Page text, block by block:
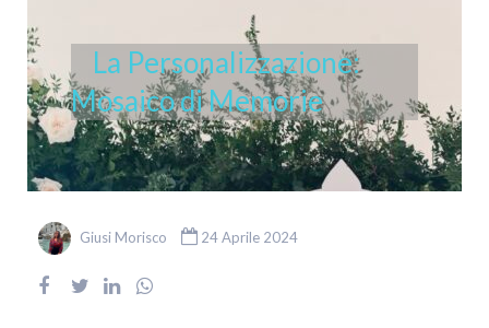
La Personalizzazione:
Mosaico di Memorie
Giusi Morisco 24 Aprile 2024